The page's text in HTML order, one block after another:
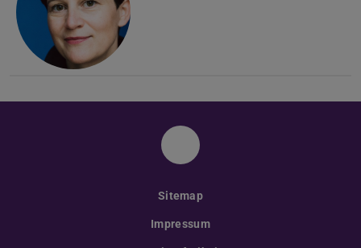
Instagram
Sitemap
Impressum